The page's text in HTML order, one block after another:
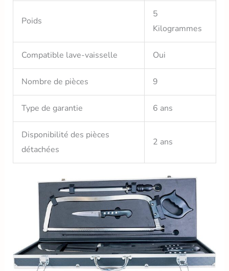
Poids
5
Kilogrammes
Compatible lave-vaisselle Oui
Nombre de pièces 9
Type de garantie 6 ans
Disponibilité des pièces
détachées
2 ans